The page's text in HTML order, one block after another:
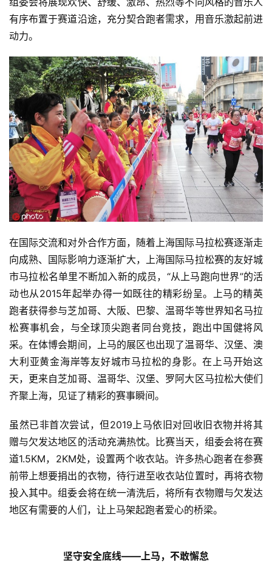
动
集
有序布置于赛道沿途，充分契合跑者需求，用音乐激起前进
动力。
在国际交流和对外合作方面，随着上海国际马拉松赛逐渐走
向成熟、国际影响力逐渐扩大，上海国际马拉松赛的友好城
市马拉松名单里不断加入新的成员，“从上马跑向世界”的活
动也从2015年起举办得一如既往的精彩纷呈。上马的精英
跑者获得参与芝加哥、大阪、巴黎、温哥华等世界知名马拉
松赛事机会，与全球顶尖跑者同台竞技，跑出中国健将风
采。在体博会期间，上马的展区也出现了温哥华、汉堡、澳
大利亚黄金海岸等友好城市马拉松的身影。在上马开始这
天，更来自芝加哥、温哥华、汉堡、罗阿大区马拉松大使们
齐聚上海，见证了精彩的赛事瞬间。
虽然已非首次尝试，但2019上马依旧对回收旧衣物并将其
赠与欠发达地区的活动充满热忱。比赛当天，组委会将在赛
道1.5KM，2KM处，设置两个收衣站。许多热心跑者在参赛
前带上想要捐出的衣物，待行进至收衣站位置时，再将衣物
投入其中。组委会将在统一清洗后，将所有衣物赠与欠发达
地区有需要的人们，让上马架起跑者爱心的桥梁。
坚守安全底线——上马，不敢懈怠